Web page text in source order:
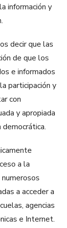
información y
decir que las
de que los
e informados
participación y
con
y apropiada
democrática.
a la
a acceder a
agencias
e Internet.